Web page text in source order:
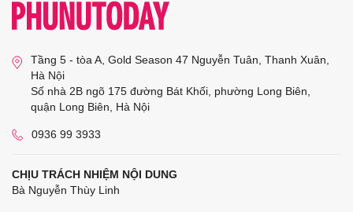
Tầng 5 - tòa A, Gold Season 47 Nguyễn Tuân, Thanh Xuân,
Hà Nội
Số nhà 2B ngõ 175 đường Bát Khối, phường Long Biên,
quận Long Biên, Hà Nội
0936 99 3933
CHỊU TRÁCH NHIỆM NỘI DUNG
Bà Nguyễn Thùy Linh